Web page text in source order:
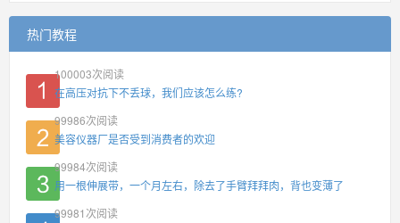
热门教程
100003次阅读
在高压对抗下不丢球，我们应该怎么练?
99986次阅读
美容仪器厂是否受到消费者的欢迎
99984次阅读
用一根伸展带，一个月左右，除去了手臂拜拜肉，背也变薄了
99981 次阅读